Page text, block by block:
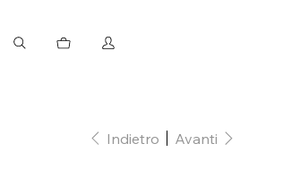
Indietro Avanti